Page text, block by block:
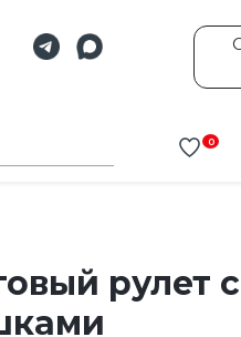
0
рулет с